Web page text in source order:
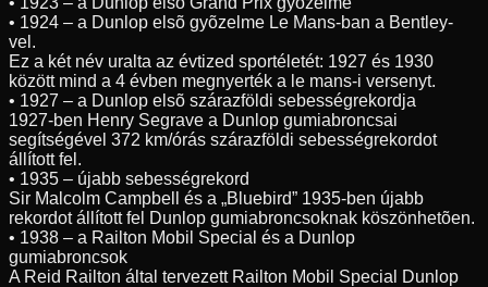
• 1924 – a Dunlop elsõ gyõzelme Le Mans-ban a Bentley-
vel.
Ez a két név uralta az évtized sportéletét: 1927 és 1930
között mind a 4 évben megnyerték a le mans-i versenyt.
• 1927 – a Dunlop elsõ szárazföldi sebességrekordja
1927-ben Henry Segrave a Dunlop gumiabroncsai
segítségével 372 km/órás szárazföldi sebességrekordot
állított fel.
• 1935 – újabb sebességrekord
Sir Malcolm Campbell és a „Bluebird” 1935-ben újabb
rekordot állított fel Dunlop gumiabroncsoknak köszönhetõen.
• 1938 – a Railton Mobil Special és a Dunlop
gumiabroncsok
A Reid Railton által tervezett Railton Mobil Special Dunlop